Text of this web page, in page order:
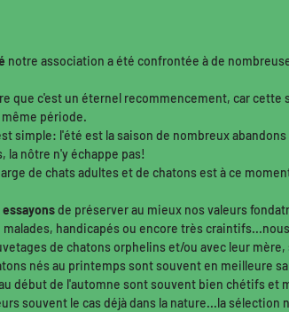
notre association a été confrontée à de
que c'est un éternel recommencement, car
période.
simple: l'été est la saison de nombreux
la nôtre n'y échappe pas!
de chats adultes et de chatons est à ce
essayons de préserver au mieux nos valeurs
malades, handicapés ou encore très
de chatons orphelins et/ou avec leur
nés au printemps sont souvent en meilleure
début de l'automne sont souvent bien chétifs et
souvent le cas déjà dans la nature...la